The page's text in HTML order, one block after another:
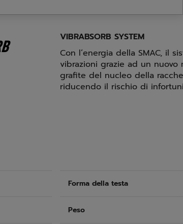
VIBRABSORB SYSTEM
Con l’energia della SMAC, il
vibrazioni grazie ad un
grafite del nucleo della
riducendo il rischio di
Forma della testa
Peso